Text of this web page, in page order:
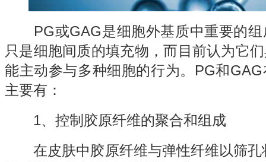
PG或GAG是细胞外基质中重要的组
只是细胞间质的填充物，而目前认为它
能主动参与多种细胞的行为。PG和
主要有：
1、控制胶原纤维的聚合和组成
在皮肤中胶原纤维与弹性纤维以筛孔